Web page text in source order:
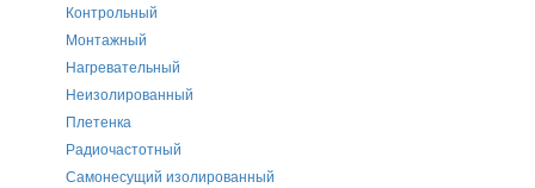
Контрольный
Монтажный
Нагревательный
Неизолированный
Плетенка
Радиочастотный
Самонесущий изолированный